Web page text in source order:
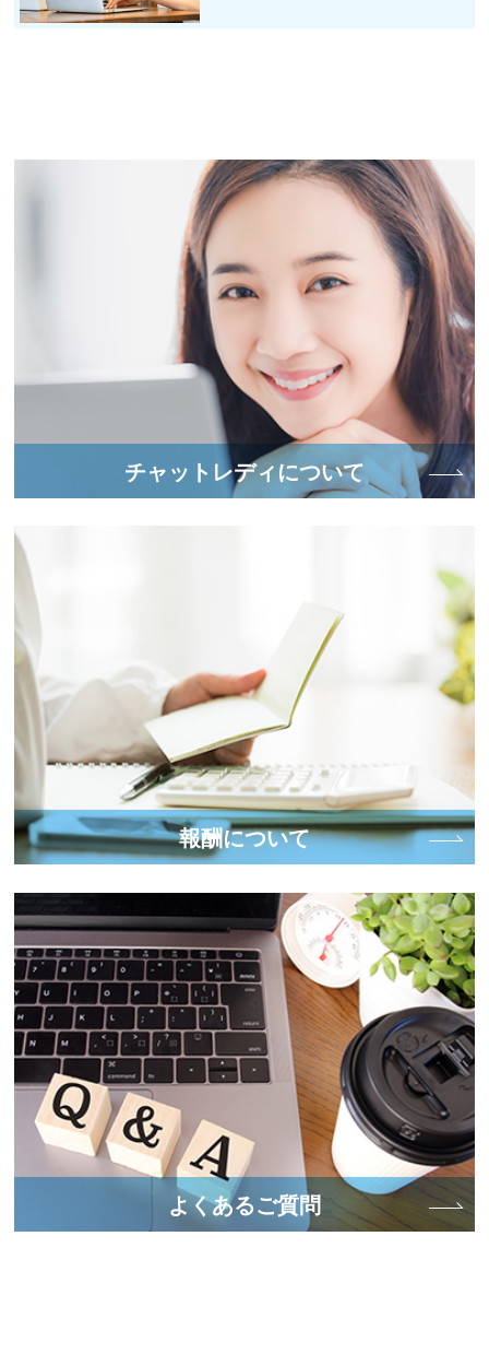
チャットレディについて
報酬について
よくあるご質問